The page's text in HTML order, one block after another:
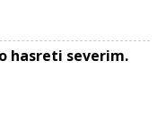
hasreti severim.